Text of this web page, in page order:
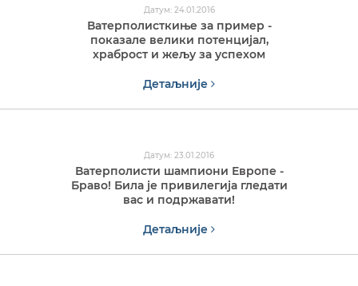
Датум: 24.01.2016
Ватерполисткиње за пример -
показале велики потенцијал,
храброст и жељу за успехом
Детаљније
Датум: 23.01.2016
Ватерполисти шампиони Европе -
Браво! Била је привилегија гледати
вас и подржавати!
Детаљније